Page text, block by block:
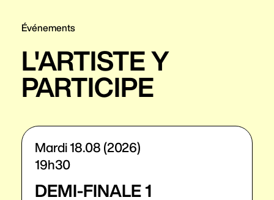
Événements
L'ARTISTE Y
PARTICIPE
Mardi 18.08 (2026)
19h30
DEMI-FINALE 1